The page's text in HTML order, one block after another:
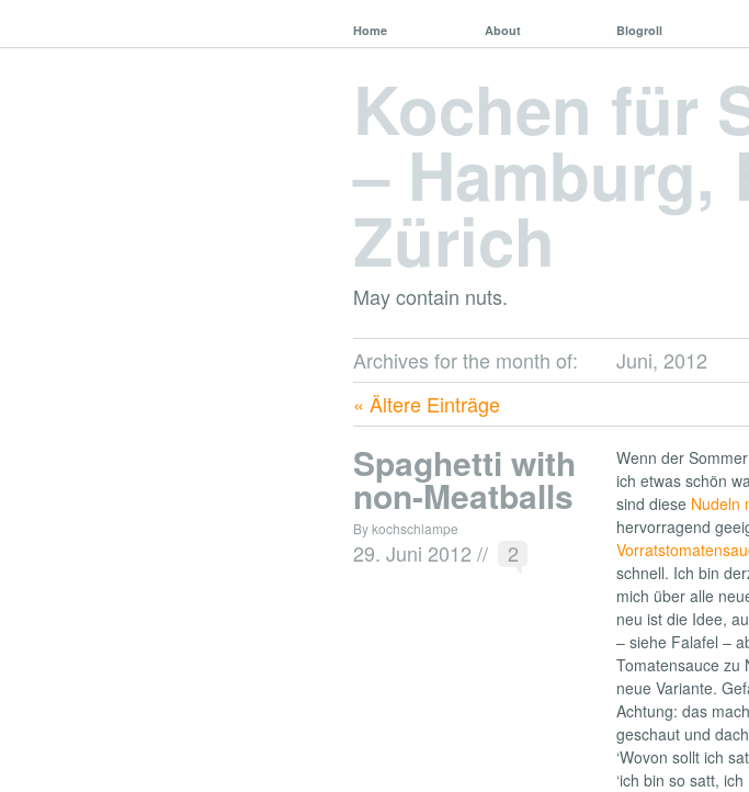
Home About Blogroll
Kochen für
– Hamburg,
Zürich
May contain nuts.
Archives for the month of:
Juni, 2012
« Ältere Einträge
Spaghetti with
non-Meatballs
By kochschlampe
29. Juni 2012 // 2
Wenn der
ich etwas schön
sind dieseNudeln
hervorragend
schnell. Ich bin
mich über alle
neu ist die Idee,
– siehe Falafel –
Tomatensauce zu
neue Variante.
Achtung: das
geschaut und
‘Wovon sollt ich
‘ich bin so satt, ich